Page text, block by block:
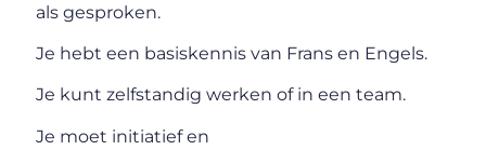
als gesproken.
Je hebt een basiskennis van Frans en Engels.
Je kunt zelfstandig werken of in een team.
Je moet initiatief en